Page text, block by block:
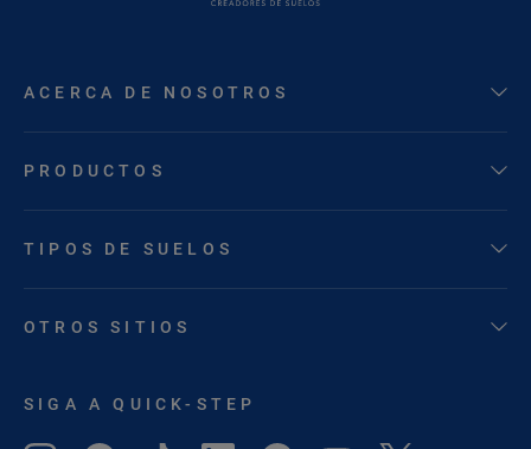
ACERCA DE NOSOTROS
PRODUCTOS
TIPOS DE SUELOS
OTROS SITIOS
SIGA A QUICK-STEP